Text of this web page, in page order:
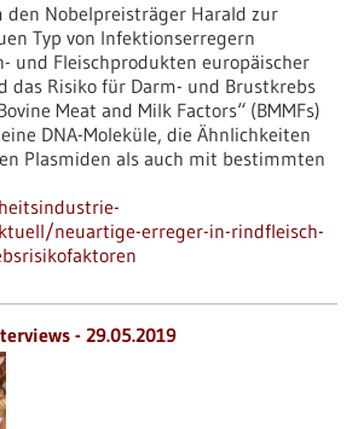
den Nobelpreisträger Harald zur
Typ von Infektionserregern
und Fleischprodukten europäischer
das Risiko für Darm- und Brustkrebs
Meat and Milk Factors“ (BMMFs)
DNA-Moleküle, die Ähnlichkeiten
Plasmiden als auch mit bestimmten
neuartige-erreger-in-rindfleisch-
- 29.05.2019